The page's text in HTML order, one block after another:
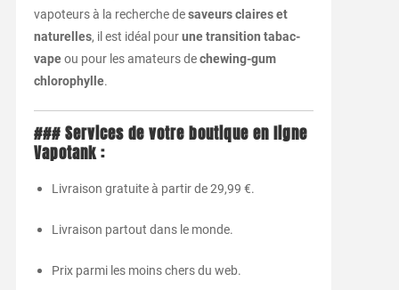
vapoteursà la recherchedesaveursclaireset
naturelles, il est idéal pourunetransition tabac-
vapeou pour lesamateursdechewing-gum
chlorophylle.
### Services de votre boutique en ligne
Vapotank :
Livraison gratuiteà partirde29,99 €.
Livraison partout dans le monde.
Prix parmi les moinschersdu web.